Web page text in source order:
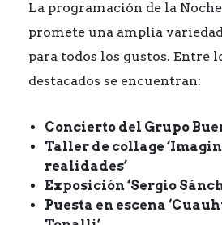
La programación de la
promete una amplia
para todos los gustos. Entre
destacados se encuentran:
Concierto del Grupo
Taller de collage
realidades’
Exposición ‘Sergio
Puesta en escena